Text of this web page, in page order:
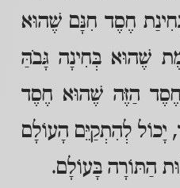
חֶסֶד חִנָּם שֶׁהוּא
שֶׁהוּא בְּחִינָה גָּבֹהַּ
הַזֶּה שֶׁהוּא חֶסֶד
לְהִתְקַיֵּם הָעוֹלָם
הַתּוֹרָה בָּעוֹלָם.